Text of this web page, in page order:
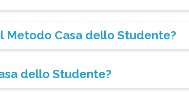
Metodo Casa dello Studente?
dello Studente?